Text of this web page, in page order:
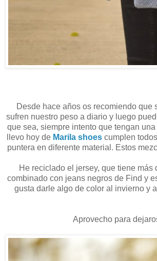
Desde hace años os recomiendo
sufren nuestro peso a diario y luego
que sea, siempre intento que tengan
llevo hoy de Marila shoes cumplen
puntera en diferente material. Estos
He reciclado el jersey, que tiene
combinado con jeans negros de Find y
gusta darle algo de color al invierno y
Aprovecho para